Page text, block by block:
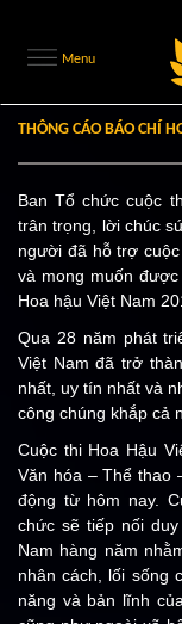
Menu
THÔNG CÁO BÁO CHÍ
Ban Tổ chức cuộc
trân trọng, lời chúc
người đã hỗ trợ
và mong muốn
Hoa hậu Việt Nam
Qua 28 năm phát
Việt Nam đã trở
nhất, uy tín nhất và
công chúng khắp cả
Cuộc thi Hoa Hậu
Văn hóa – Thể thao
động từ hôm nay.
chức sẽ tiếp nối
Nam hàng năm
nhân cách, lối sống
năng và bản lĩnh